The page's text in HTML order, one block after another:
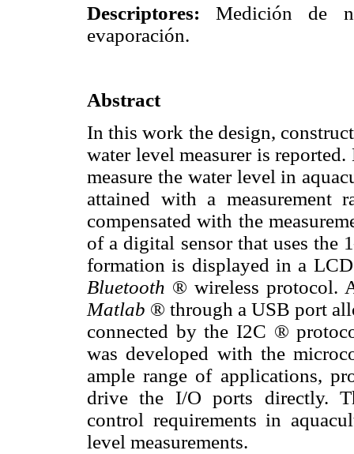
Descriptores: Medición de
evaporación.
Abstract
In this work the design,
water level measurer is
measure the water level in
attained with a
compensated with the
of a digital sensor that uses the
formation is displayed in a
Bluetooth ® wireless protocol.
Matlab ® through a USB port
connected by the I2C ®
was developed with the
ample range of applications,
drive the I/O ports directly.
control requirements in
level measurements.